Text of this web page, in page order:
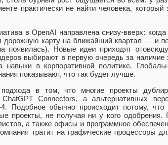
практически не найти человека, который
в OpenAI направлена снизу-вверх:
дорожную карту на ближайший квартал — и
появилась). Новые идеи приходят
выбирают в первую очередь за
в корпоративной политике.
показывают, что так будет лучше.
подхода в том, что многие проекты
Connectors, а альтернативных
Подобное обычно происходит потому,
проекты, не получая ни у кого
а также офисы и программное
тратит на графические процессоры